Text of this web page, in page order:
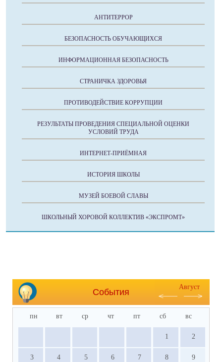
АНТИТЕРРОР
БЕЗОПАСНОСТЬ ОБУЧАЮЩИХСЯ
ИНФОРМАЦИОННАЯ БЕЗОПАСНОСТЬ
СТРАНИЧКА ЗДОРОВЬЯ
ПРОТИВОДЕЙСТВИЕ КОРРУПЦИИ
РЕЗУЛЬТАТЫ ПРОВЕДЕНИЯ СПЕЦИАЛЬНОЙ ОЦЕНКИ
УСЛОВИЙ ТРУДА
ИНТЕРНЕТ-ПРИЁМНАЯ
ИСТОРИЯ ШКОЛЫ
МУЗЕЙ БОЕВОЙ СЛАВЫ
ШКОЛЬНЫЙ ХОРОВОЙ КОЛЛЕКТИВ «ЭКСПРОМТ»
События
Август
пн вт ср чт пт сб вс
1 2
3 4 5 6 7 8 9